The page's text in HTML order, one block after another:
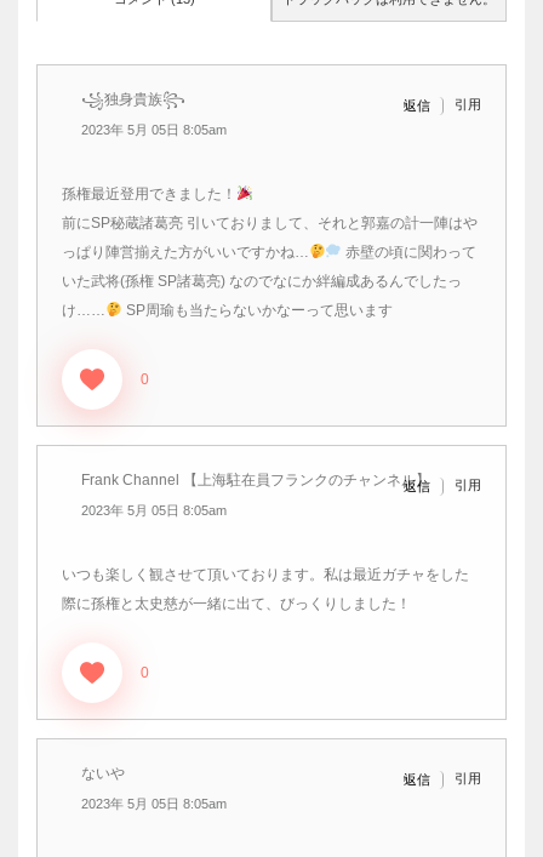
꧁独身貴族꧂
2023年 5月 05日 8:05am
返信 引用
孫権最近登用できました！
前にSP秘蔵諸葛亮 引いておりまして、それと郭嘉の計一陣はや
っぱり陣営揃えた方がいいですかね…
赤壁の頃に関わって
いた武将(孫権 SP諸葛亮) なのでなにか絆編成あるんでしたっ
け……
SP周瑜も当たらないかなーって思います
0
Frank Channel 【上海駐在員フランクのチャンネル】
2023年 5月 05日 8:05am
返信 引用
いつも楽しく観させて頂いております。私は最近ガチャをした
際に孫権と太史慈が一緒に出て、びっくりしました！
0
ないや
2023年 5月 05日 8:05am
返信 引用